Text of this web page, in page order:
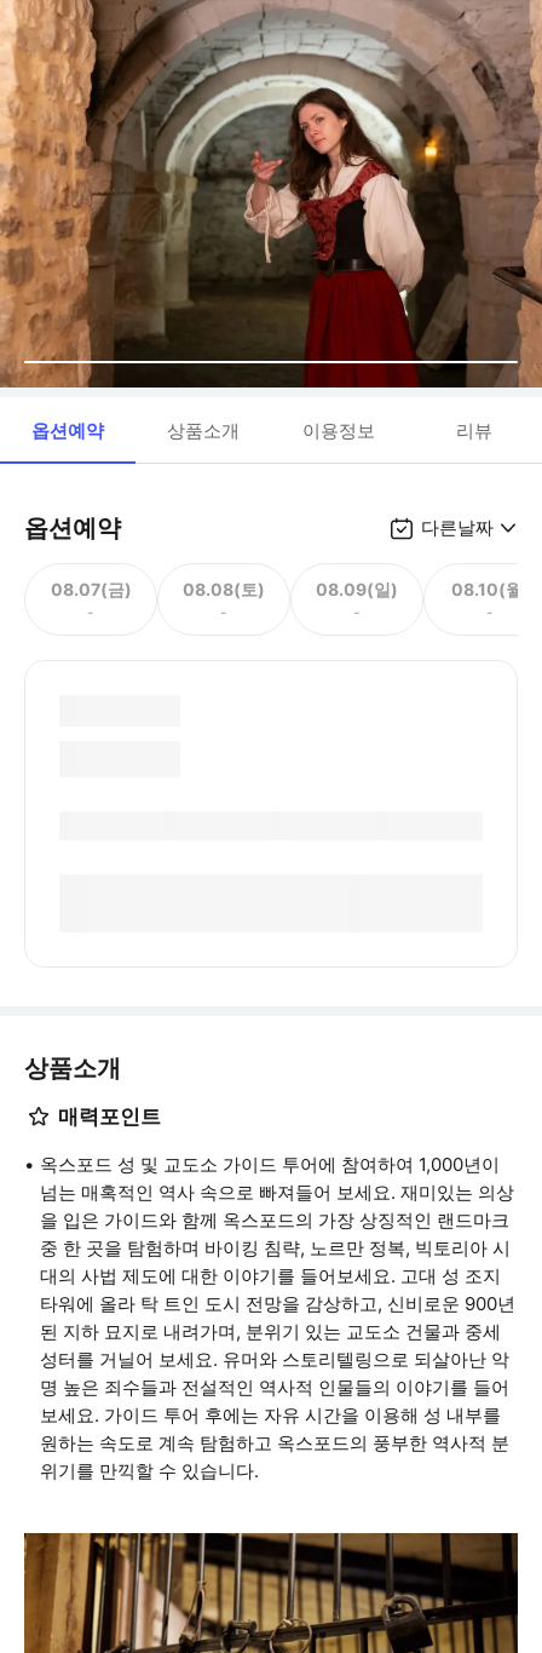
옵션예약 상품소개 이용정보 리뷰
옵션예약 다른날짜
08.07(금)
-
08.08(토)
-
08.09(일)
-
08.10(월)
-
상품소개
매력포인트
옥스포드 성 및 교도소 가이드 투어에 참여하여 1,000년이
넘는 매혹적인 역사 속으로 빠져들어 보세요. 재미있는 의상
을 입은 가이드와 함께 옥스포드의 가장 상징적인 랜드마크
중 한 곳을 탐험하며 바이킹 침략, 노르만 정복, 빅토리아 시
대의 사법 제도에 대한 이야기를 들어보세요. 고대 성 조지
타워에 올라 탁 트인 도시 전망을 감상하고, 신비로운 900년
된 지하 묘지로 내려가며, 분위기 있는 교도소 건물과 중세
성터를 거닐어 보세요. 유머와 스토리텔링으로 되살아난 악
명 높은 죄수들과 전설적인 역사적 인물들의 이야기를 들어
보세요. 가이드 투어 후에는 자유 시간을 이용해 성 내부를
원하는 속도로 계속 탐험하고 옥스포드의 풍부한 역사적 분
위기를 만끽할 수 있습니다.